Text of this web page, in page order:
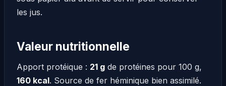
les jus.
Valeur nutritionnelle
Apport protéique : 21 g de protéines pour 100 g,
160 kcal. Source de fer héminique bien assimilé.